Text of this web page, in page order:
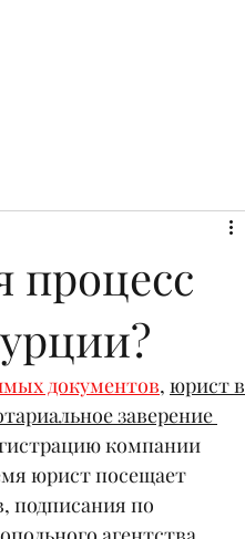
процесс
документов, юрист в
заверение
компании
юрист посещает
подписания по